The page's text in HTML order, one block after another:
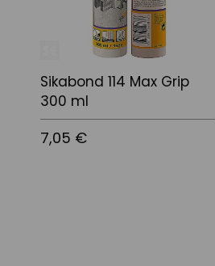
Sikabond 114 Max Grip
300 ml
7,05 €